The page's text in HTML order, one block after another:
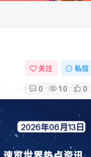
关注 私信
0 10 0